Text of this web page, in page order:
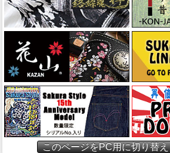
このページをPC用に切り替え